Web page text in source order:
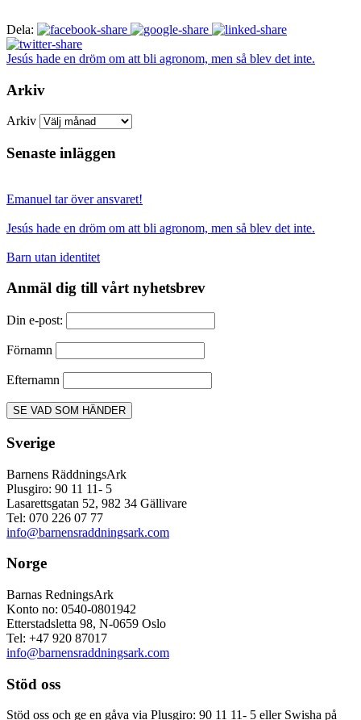
Dela:
Jesús hade en dröm om att bli agronom, men så blev det inte.
Arkiv
Arkiv
Senaste inläggen
Emanuel tar över ansvaret!
Jesús hade en dröm om att bli agronom, men så blev det inte.
Barn utan identitet
Anmäl dig till vårt nyhetsbrev
Din e-post:
Förnamn
Efternamn
Sverige
Barnens RäddningsArk
Plusgiro: 90 11 11- 5
Lasarettsgatan 52, 982 34 Gällivare
Tel: 070 226 07 77
info@barnensraddningsark.com
Norge
Barnas RedningsArk
Konto no: 0540-0801942
Etterstadsletta 98, N-0659 Oslo
Tel: +47 920 87017
info@barnensraddningsark.com
Stöd oss
Stöd oss och ge en gåva via Plusgiro: 90 11 11- 5 eller Swisha på